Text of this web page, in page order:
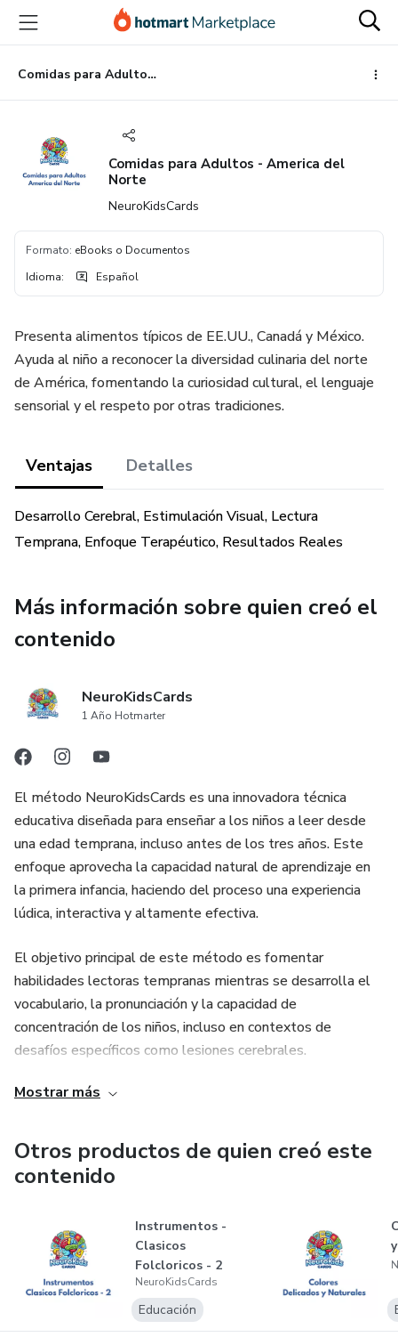
principal
página
de
página
Comidas para Adultos - America del Norte
Comidas para Adultos - America del
Norte
NeuroKidsCards
Formato: eBooks o Documentos
Idioma: Español
Presenta alimentos típicos de EE.UU., Canadá y México.
Ayuda al niño a reconocer la diversidad culinaria del norte
de América, fomentando la curiosidad cultural, el lenguaje
sensorial y el respeto por otras tradiciones.
Ventajas Detalles
Desarrollo Cerebral, Estimulación Visual, Lectura
Temprana, Enfoque Terapéutico, Resultados Reales
Más información sobre quien creó el
contenido
NeuroKidsCards
1 Año Hotmarter
El método NeuroKidsCards es una innovadora técnica
educativa diseñada para enseñar a los niños a leer desde
una edad temprana, incluso antes de los tres años. Este
enfoque aprovecha la capacidad natural de aprendizaje en
la primera infancia, haciendo del proceso una experiencia
lúdica, interactiva y altamente efectiva.
El objetivo principal de este método es fomentar
habilidades lectoras tempranas mientras se desarrolla el
vocabulario, la pronunciación y la capacidad de
concentración de los niños, incluso en contextos de
desafíos específicos como lesiones cerebrales.
divertida, al tiempo que cultiva la confianza y el disfrute
Mostrar más
Otros productos de quien creó este
contenido
Instrumentos -
Clasicos
Folcloricos - 2
NeuroKidsCards
Educación